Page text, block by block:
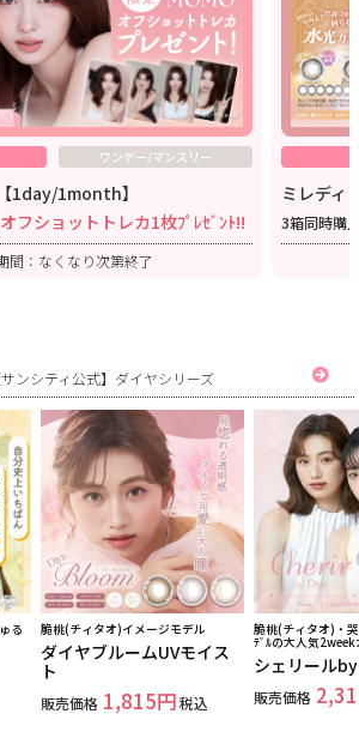
ワンデー/マンスリー
1day/1month】
フショットトレカ1枚ﾌﾟﾚｾﾞﾝﾄ!!
間：なくなり次第終了
ミレディ
3箱同時購
サンシティ公式】ダイヤシリーズ
る 脆桃(チィタオ)イメージモデル
ダイヤブルームUVモイス
ト
販売価格 1,815 税込
脆桃(チィタオ)・
ﾃﾞﾙの大人気2week
シェリール
販売価格